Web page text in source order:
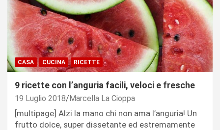
CASA CUCINA RICETTE
9 ricette con l’anguria facili, veloci e fresche
19 Luglio 2018 Marcella La Cioppa
[multipage] Alzi la mano chi non ama l’anguria! Un
frutto dolce, super dissetante ed estremamente